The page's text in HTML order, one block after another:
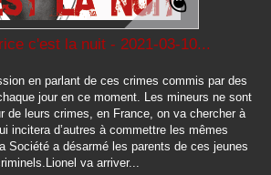
c'est la nuit - 2021-03-10...
en parlant de ces crimes commis par des
jour en ce moment. Les mineurs ne sont
de leurs crimes, en France, on va chercher à
incitera d’autres à commettre les mêmes
Société a désarmé les parents de ces jeunes
va arriver...